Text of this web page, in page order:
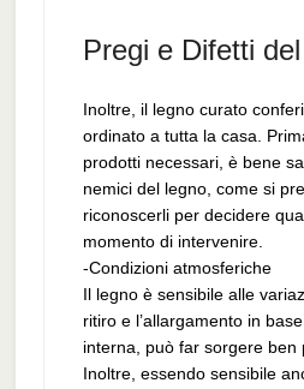
Pregi e Difetti
Inoltre, il legno curato
ordinato a tutta la casa.
prodotti necessari, è bene
nemici del legno, come si
riconoscerli per decidere
momento di intervenire.
-Condizioni atmosferiche
Il legno è sensibile alle
ritiro e l’allargamento in
interna, può far sorgere ben
Inoltre, essendo sensibile